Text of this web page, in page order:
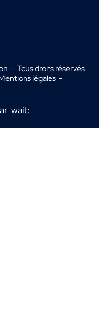
- Tous droits réservés
légales -
wait: